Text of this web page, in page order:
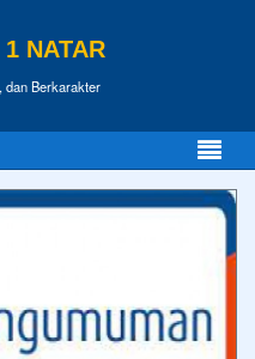
NATAR
dan Berkarakter